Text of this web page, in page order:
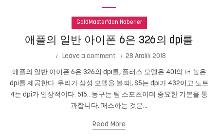
GoldMaster'dan Haberler
애플의 일반 아이폰 6은 326의 dpi를
Leave a comment 28 Aralık 2018
애플의 일반 아이폰 6은 326의 dpi를, 플러스 모델은 401의 더 높은
dpi를 제공한다. 우리가 삼성 모델을 볼 때, S5는 dpi가 432이고 노트
4는 dpi가 인상적이다. 515.. 농구는 팀 스포츠이며 중요한 기본을 통
과합니다. 패스하는 것은...
Read More